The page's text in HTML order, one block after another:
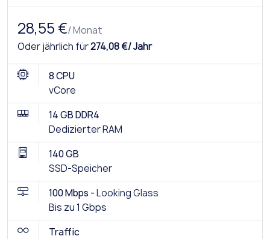
28,55 €/ Monat
Oder jährlich für274,08 €/ Jahr
8 CPU
vCore
14 GB DDR4
Dedizierter RAM
140 GB
SSD-Speicher
100 Mbps -Looking Glass
Bis zu 1 Gbps
Traffic